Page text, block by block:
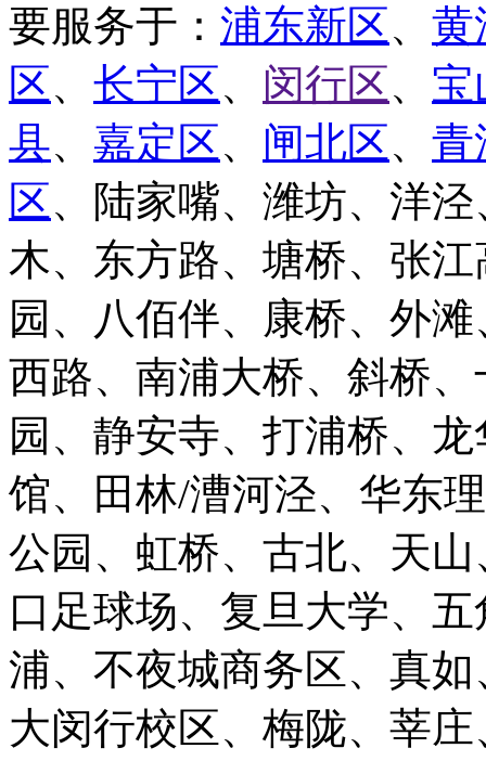
要服务于： 浦东新区、 黄
区、 长宁区、 闵行区、 宝
县、 嘉定区、 闸北区、 青
区、陆家嘴、潍坊、洋
木、东方路、塘桥、张
园、八佰伴、康桥、外
西路、南浦大桥、斜桥
园、静安寺、打浦桥、
馆、田林/漕河泾、华东
公园、虹桥、古北、天
口足球场、复旦大学、
浦、不夜城商务区、真
大闵行校区、梅陇、莘